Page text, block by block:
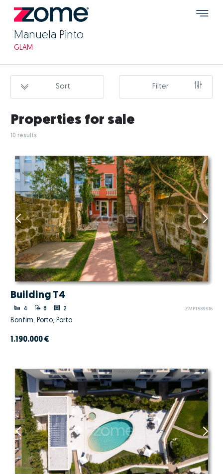
Manuela Pinto
GLAM
Sort Filter
Properties for sale
10 results
Building T4
4 8 2 ZMPT589916
Bonfim, Porto, Porto
1.190.000 €